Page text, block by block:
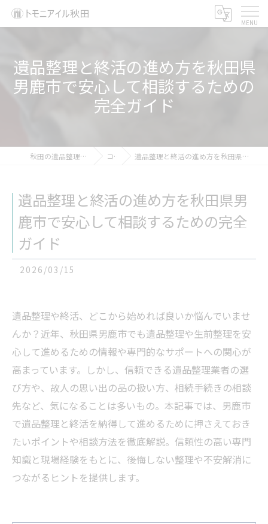
遺品整理と終活の進め方を秋田県
男鹿市で安心して相談するための
完全ガイド
秋田の遺品整理ならトモニアイル秋田 コラム 遺品整理と終活の進め方を秋田県男鹿市で安心して相談するための完全ガイド
遺品整理と終活の進め方を秋田県男
鹿市で安心して相談するための完全
ガイド
2026/03/15
遺品整理や終活、どこから始めれば良いか悩んでいませ
んか？近年、秋田県男鹿市でも遺品整理や生前整理を安
心して進めるための情報や専門的なサポートへの関心が
高まっています。しかし、信頼できる遺品整理業者の選
び方や、故人の思い出の品の扱い方、相続手続きの相談
先など、気になることは多いもの。本記事では、男鹿市
で遺品整理と終活を納得して進めるために押さえておき
たいポイントや相談方法を徹底解説。信頼性の高い専門
知識と現場経験をもとに、後悔しない整理や不安解消に
つながるヒントを提供します。